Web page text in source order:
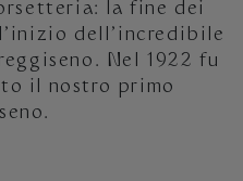
la fine dei
dell’incredibile
Nel 1922 fu
il nostro primo